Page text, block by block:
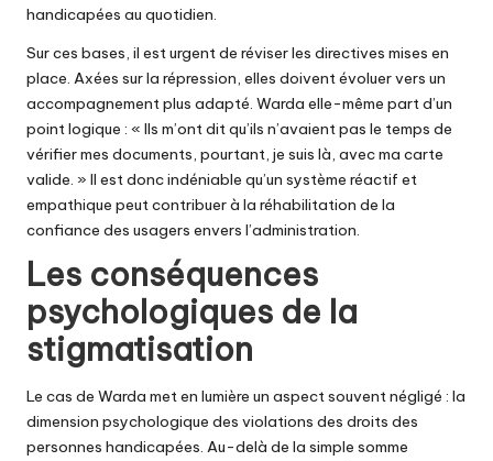
handicapées au quotidien.
Sur ces bases, il est urgent de réviser les directives mises en
place. Axées sur la répression, elles doivent évoluer vers un
accompagnement plus adapté. Warda elle-même part d’un
point logique : « Ils m’ont dit qu’ils n’avaient pas le temps de
vérifier mes documents, pourtant, je suis là, avec ma carte
valide. » Il est donc indéniable qu’un système réactif et
empathique peut contribuer à la réhabilitation de la
confiance des usagers envers l’administration.
Les conséquences
psychologiques de la
stigmatisation
Le cas de Warda met en lumière un aspect souvent négligé : la
dimension psychologique des violations des droits des
personnes handicapées. Au-delà de la simple somme